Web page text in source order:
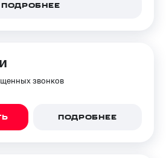
ПОДРОБНЕЕ
звонков
ПОДРОБНЕЕ